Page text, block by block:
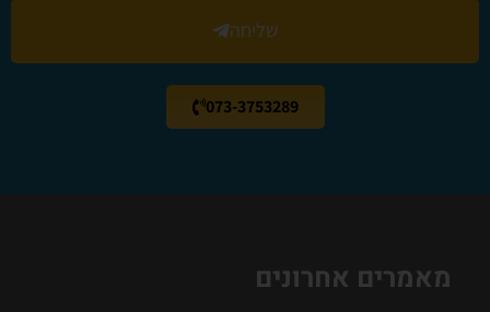
שליחה
073-3753289
מאמרים אחרונים